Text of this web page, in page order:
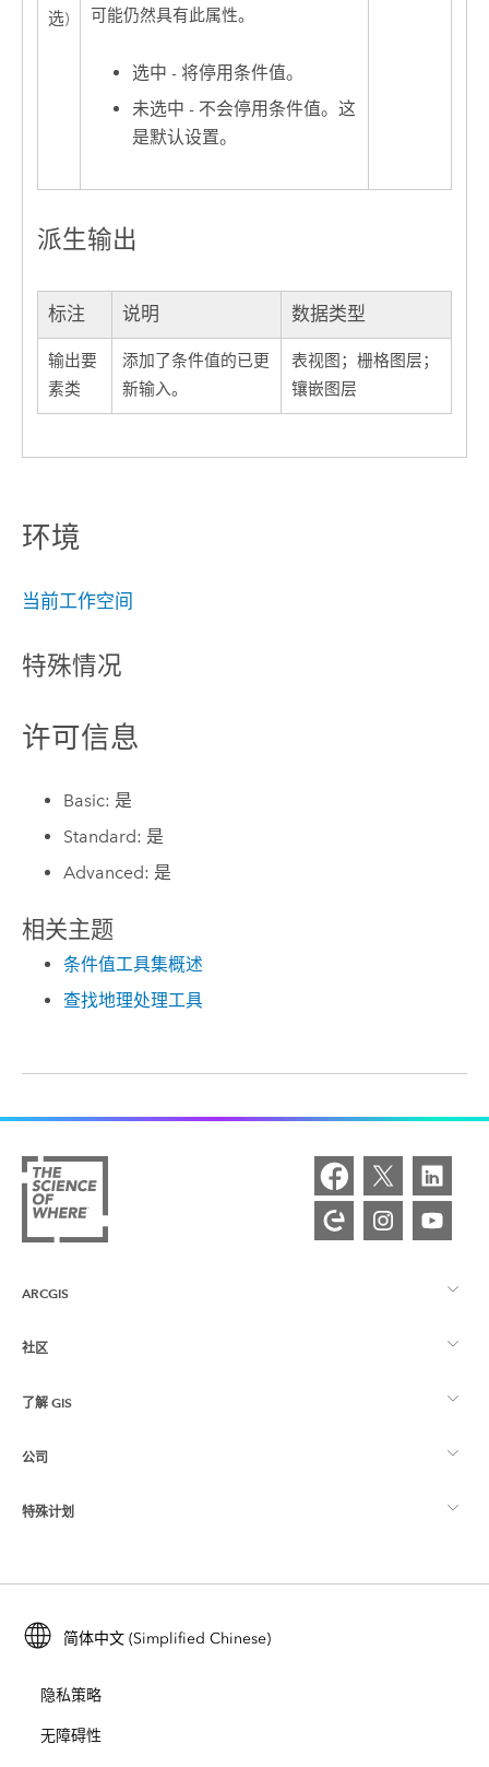
选)
可能仍然具有此属性。
选中 - 将停用条件值。
未选中 - 不会停用条件值。这
是默认设置。
派生输出
标注 说明 数据类型
输出要
素类
添加了条件值的已更
新输入。
表视图；栅格图层；
镶嵌图层
环境
当前工作空间
特殊情况
许可信息
Basic: 是
Standard: 是
Advanced: 是
相关主题
条件值工具集概述
查找地理处理工具
ARCGIS
ArcGIS 概览
制图
社区
Esri 社区
ArcGIS 博客
Esri 年轻专家关系网
了解 GIS
什么是 GIS？
位置智能
培训
ArcUser
ArcNews
公司
关于 Esri
招贤纳士
开放视野
特殊计划
ArcGIS for Student Use
保护
简体中文 (Simplified Chinese)
隐私策略
无障碍性